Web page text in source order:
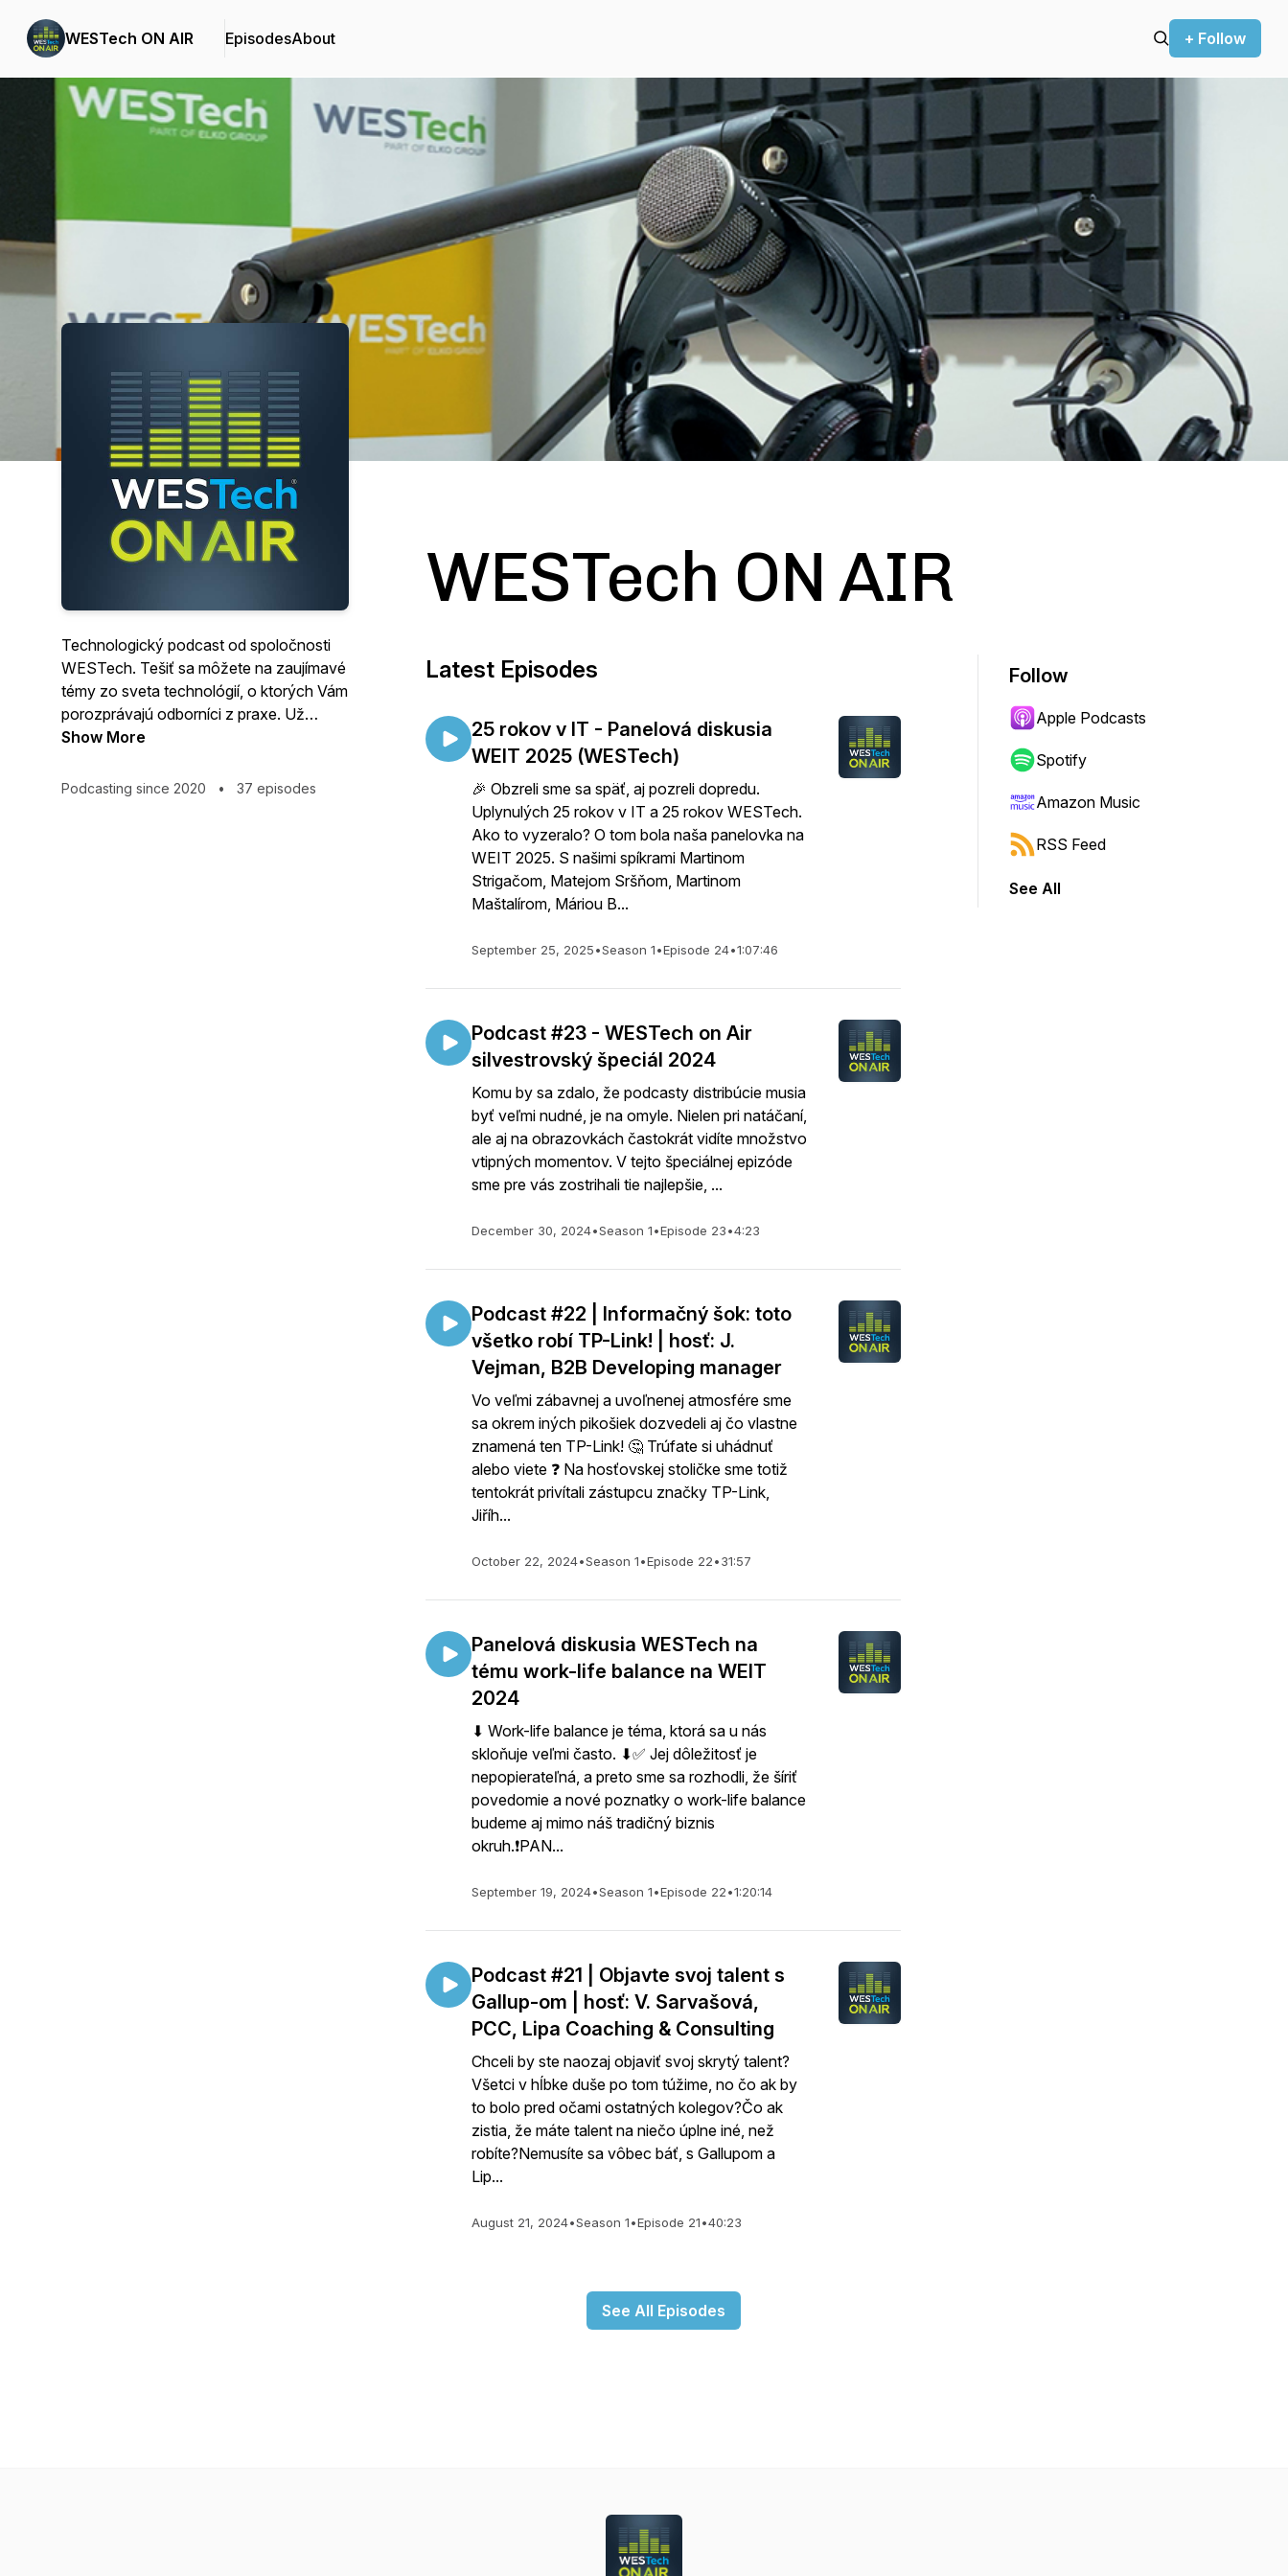
WESTech ON AIR EpisodesAbout + Follow
Podcast Background Image
Technologický podcast od spoločnosti
WESTech. Tešiť sa môžete na zaujímavé
témy zo sveta technológií, o ktorých Vám
porozprávajú odborníci z praxe. Už
úspešne zrealizované prípadové štúdie,
zlepšenie života technológiami.
Show More
Podcasting since 2020 • 37 episodes
WESTech ON AIR
Latest Episodes
25 rokov v IT - Panelová diskusia
WEIT 2025 (WESTech)
🎉 Obzreli sme sa späť, aj pozreli dopredu.
Uplynulých 25 rokov v IT a 25 rokov WESTech.
Ako to vyzeralo? O tom bola naša panelovka na
WEIT 2025. S našimi spíkrami Martinom
Strigačom, Matejom Sršňom, Martinom
Maštalírom, Máriou B...
September 25, 2025•Season 1•Episode 24•1:07:46
Podcast #23 - WESTech on Air
silvestrovský špeciál 2024
Komu by sa zdalo, že podcasty distribúcie musia
byť veľmi nudné, je na omyle. Nielen pri natáčaní,
ale aj na obrazovkách častokrát vidíte množstvo
vtipných momentov. V tejto špeciálnej epizóde
sme pre vás zostrihali tie najlepšie, ...
December 30, 2024•Season 1•Episode 23•4:23
Podcast #22 | Informačný šok: toto
všetko robí TP-Link! | hosť: J.
Vejman, B2B Developing manager
Vo veľmi zábavnej a uvoľnenej atmosfére sme
sa okrem iných pikošiek dozvedeli aj čo vlastne
znamená ten TP-Link! 🤔 Trúfate si uhádnuť
alebo viete ❓ Na hosťovskej stoličke sme totiž
tentokrát privítali zástupcu značky TP-Link,
Jiříh...
October 22, 2024•Season 1•Episode 22•31:57
Panelová diskusia WESTech na
tému work-life balance na WEIT
2024
⬇ Work-life balance je téma, ktorá sa u nás
skloňuje veľmi často. ⬇✅ Jej dôležitosť je
nepopierateľná, a preto sme sa rozhodli, že šíriť
povedomie a nové poznatky o work-life balance
budeme aj mimo náš tradičný biznis
okruh.❗PAN...
September 19, 2024•Season 1•Episode 22•1:20:14
Podcast #21 | Objavte svoj talent s
Gallup-om | hosť: V. Sarvašová,
PCC, Lipa Coaching & Consulting
Chceli by ste naozaj objaviť svoj skrytý talent?
Všetci v hĺbke duše po tom túžime, no čo ak by
to bolo pred očami ostatných kolegov?Čo ak
zistia, že máte talent na niečo úplne iné, než
robíte?Nemusíte sa vôbec báť, s Gallupom a
Lip...
August 21, 2024•Season 1•Episode 21•40:23
See All Episodes
Follow
Apple Podcasts
Spotify
Amazon Music
RSS Feed
See All